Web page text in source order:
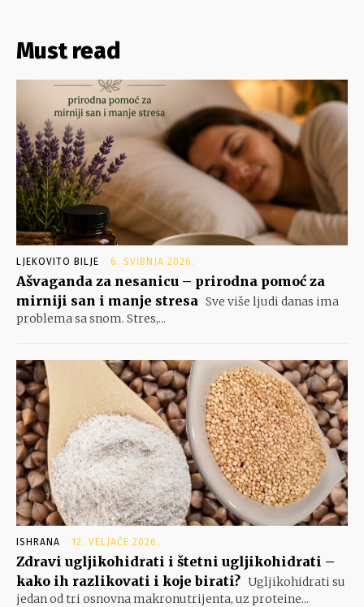
Must read
LJEKOVITO BILJE 6. SVIBNJA 2026.
Ašvaganda za nesanicu – prirodna pomoć za
mirniji san i manje stresa Sve više ljudi danas ima
problema sa snom. Stres,...
ISHRANA 12. VELJAČE 2026.
Zdravi ugljikohidrati i štetni ugljikohidrati –
kako ih razlikovati i koje birati? Ugljikohidrati su
jedan od tri osnovna makronutrijenta, uz proteine...